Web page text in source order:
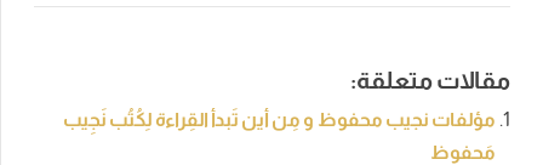
مقالات متعلقة:
مؤلفات نجيب محفوظ و مِن أين تَبدأ القِراءة لِكُتُب نَجِيب
مَحفوظ